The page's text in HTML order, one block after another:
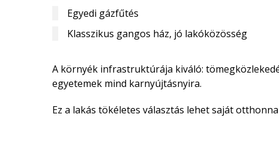
Egyedi gázfűtés
Klasszikus gangos ház, jó lakóközösség
A környék infrastruktúrája kiváló:
egyetemek mind karnyújtásnyira.
Ez a lakás tökéletes választás lehet saját